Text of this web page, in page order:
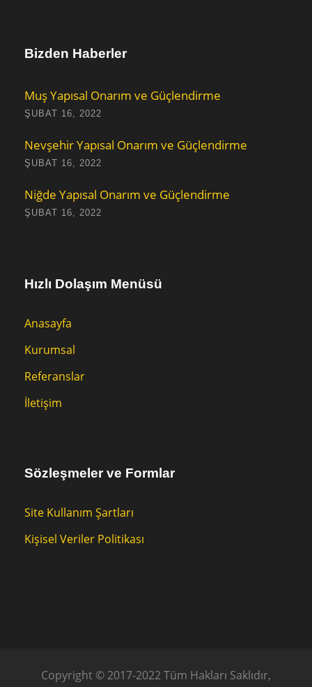
Bizden Haberler
Muş Yapısal Onarım ve Güçlendirme
ŞUBAT 16, 2022
Nevşehir Yapısal Onarım ve Güçlendirme
ŞUBAT 16, 2022
Niğde Yapısal Onarım ve Güçlendirme
ŞUBAT 16, 2022
Hızlı Dolaşım Menüsü
Anasayfa
Kurumsal
Referanslar
İletişim
Sözleşmeler ve Formlar
Site Kullanım Şartları
Kişisel Veriler Politikası
Copyright © 2017-2022 Tüm Hakları Saklıdır,